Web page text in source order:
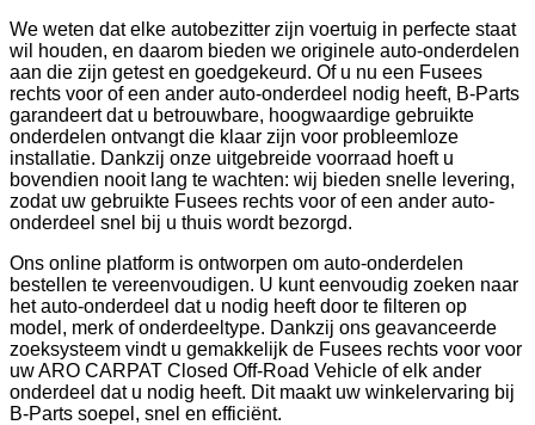
We weten dat elke autobezitter zijn voertuig in perfecte staat
wil houden, en daarom bieden we originele auto-onderdelen
aan die zijn getest en goedgekeurd. Of u nu een Fusees
rechts voor of een ander auto-onderdeel nodig heeft, B-Parts
garandeert dat u betrouwbare, hoogwaardige gebruikte
onderdelen ontvangt die klaar zijn voor probleemloze
installatie. Dankzij onze uitgebreide voorraad hoeft u
bovendien nooit lang te wachten: wij bieden snelle levering,
zodat uw gebruikte Fusees rechts voor of een ander auto-
onderdeel snel bij u thuis wordt bezorgd.
Ons online platform is ontworpen om auto-onderdelen
bestellen te vereenvoudigen. U kunt eenvoudig zoeken naar
het auto-onderdeel dat u nodig heeft door te filteren op
model, merk of onderdeeltype. Dankzij ons geavanceerde
zoeksysteem vindt u gemakkelijk de Fusees rechts voor voor
uw ARO CARPAT Closed Off-Road Vehicle of elk ander
onderdeel dat u nodig heeft. Dit maakt uw winkelervaring bij
B-Parts soepel, snel en efficiënt.